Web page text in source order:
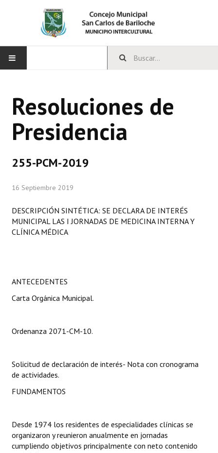
CONCEJO
Bloques Políticos
Comisiones Permanentes
Comisiones Especiales
Concejales Mandato Cumplido
Programas
Reglamento Interno
Organigrama
DOCUMENTOS
Proyectos Presentados
Resoluciones de
Presidencia
255-PCM-2019
16 Septiembre 2019
DESCRIPCIÓN SINTÉTICA: SE DECLARA DE INTERÉS
MUNICIPAL LAS I JORNADAS DE MEDICINA INTERNA Y
CLÍNICA MÉDICA
ANTECEDENTES
Carta Orgánica Municipal.
Ordenanza 2071-CM-10.
Solicitud de declaración de interés- Nota con cronograma
de actividades.
FUNDAMENTOS
Desde 1974 los residentes de especialidades clínicas se
organizaron y reunieron anualmente en jornadas
cumpliendo objetivos principalmente con neto contenido